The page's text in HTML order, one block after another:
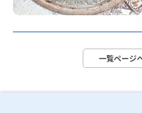
一覧ペー